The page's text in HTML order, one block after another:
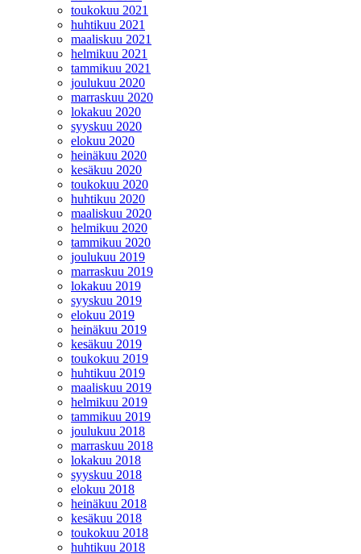
toukokuu 2021
huhtikuu 2021
maaliskuu 2021
helmikuu 2021
tammikuu 2021
joulukuu 2020
marraskuu 2020
lokakuu 2020
syyskuu 2020
elokuu 2020
heinäkuu 2020
kesäkuu 2020
toukokuu 2020
huhtikuu 2020
maaliskuu 2020
helmikuu 2020
tammikuu 2020
joulukuu 2019
marraskuu 2019
lokakuu 2019
syyskuu 2019
elokuu 2019
heinäkuu 2019
kesäkuu 2019
toukokuu 2019
huhtikuu 2019
maaliskuu 2019
helmikuu 2019
tammikuu 2019
joulukuu 2018
marraskuu 2018
lokakuu 2018
syyskuu 2018
elokuu 2018
heinäkuu 2018
kesäkuu 2018
toukokuu 2018
huhtikuu 2018